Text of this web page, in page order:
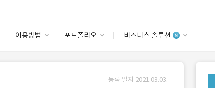
이용방법 포트폴리오 비즈니스 솔루션
안심 코드 케어
등록 일자 2021.03.03.